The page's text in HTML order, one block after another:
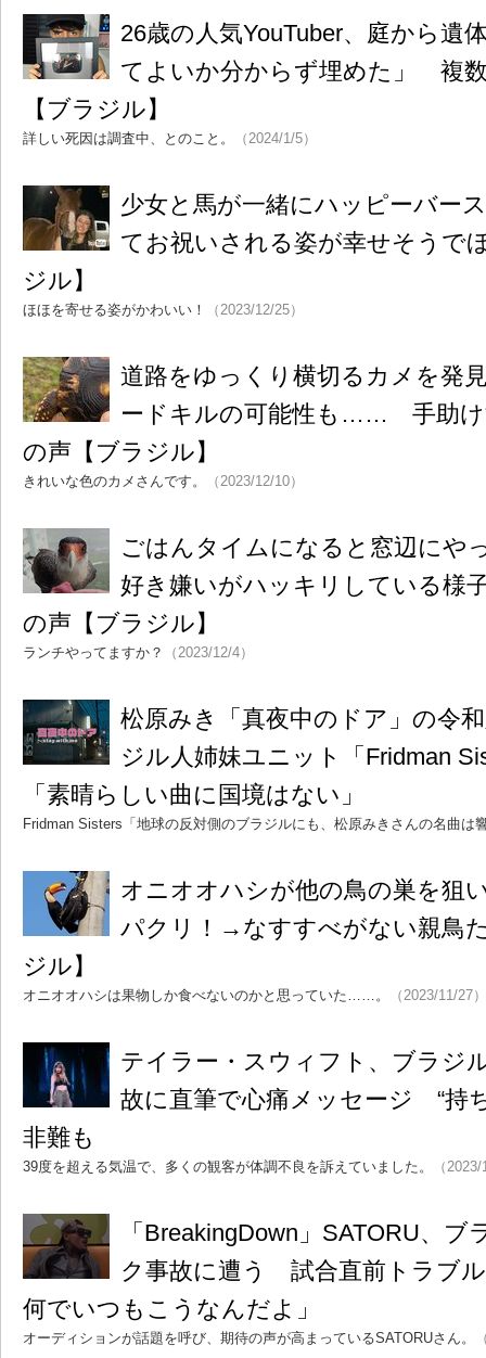
26歳の人気YouTuber、庭から
てよいか分からず埋めた」 複
【ブラジル】
詳しい死因は調査中、とのこと。 （2024/1/5）
少女と馬が一緒にハッピーバー
てお祝いされる姿が幸せそうで
ジル】
ほほを寄せる姿がかわいい！ （2023/12/25）
道路をゆっくり横切るカメを発
ードキルの可能性も…… 手助け
の声【ブラジル】
きれいな色のカメさんです。 （2023/12/10）
ごはんタイムになると窓辺にや
好き嫌いがハッキリしている様
の声【ブラジル】
ランチやってますか？ （2023/12/4）
松原みき「真夜中のドア」の令
ジル人姉妹ユニット「Fridman
「素晴らしい曲に国境はない」
Fridman Sisters「地球の反対側のブラジルにも、松原みきさんの名曲は
オニオオハシが他の鳥の巣を
パクリ！→なすすべがない親鳥
ジル】
オニオオハシは果物しか食べないのかと思っていた……。 （2023/11/27）
テイラー・スウィフト、ブラジ
故に直筆で心痛メッセージ “持
非難も
39度を超える気温で、多くの観客が体調不良を訴えていました。 （
「BreakingDown」SATORU、
ク事故に遭う 試合直前トラブ
何でいつもこうなんだよ」
オーディションが話題を呼び、期待の声が高まっているSATORUさん。